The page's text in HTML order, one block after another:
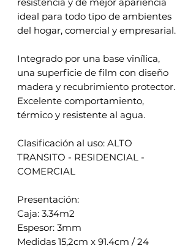
ideal para todo tipo de ambientes
del hogar, comercial y empresarial.
Integrado por una base vinílica,
una superficie de film con diseño
madera y recubrimiento protector.
Excelente comportamiento,
térmico y resistente al agua.
Clasificación al uso: ALTO
TRANSITO - RESIDENCIAL -
COMERCIAL
Presentación:
Caja: 3.34m2
Espesor: 3mm
Medidas 15,2cm x 91.4cm / 24